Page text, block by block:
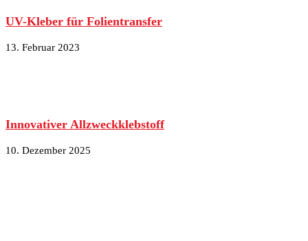
UV-Kleber für Folientransfer
13. Februar 2023
Innovativer Allzweckklebstoff
10. Dezember 2025